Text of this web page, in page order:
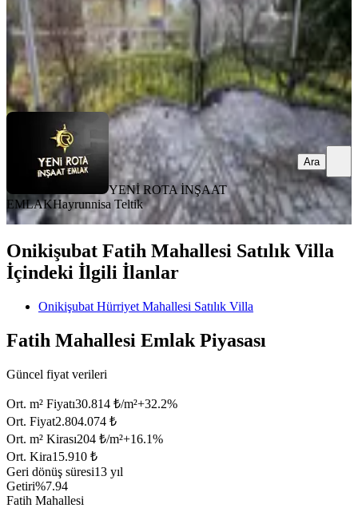
YENİ ROTA İNŞAAT EMLAKHayrunnisa Teltik
Ara
YENİ ROTA İNŞAAT
EMLAKHayrunnisa Teltik
Ara
Onikişubat Fatih Mahallesi Satılık Villa
İçindeki İlgili İlanlar
Onikişubat Hürriyet Mahallesi Satılık Villa
Fatih Mahallesi Emlak Piyasası
Güncel fiyat verileri
Ort. m² Fiyatı30.814 ₺/m²+32.2%
Ort. Fiyat2.804.074 ₺
Ort. m² Kirası204 ₺/m²+16.1%
Ort. Kira15.910 ₺
Geri dönüş süresi13 yıl
Getiri%7.94
Fatih Mahallesi